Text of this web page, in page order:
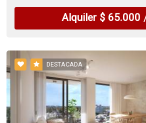
Alquiler $ 65.000
DESTACADA